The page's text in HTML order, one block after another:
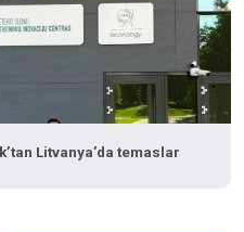
Litvanya’da temaslar